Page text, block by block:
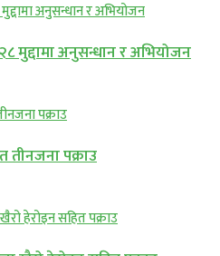
मुद्दामा अनुसन्धान र अभियोजन
तीनजना पक्राउ